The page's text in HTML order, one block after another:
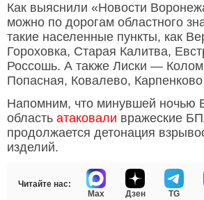
Как выяснили «Новости
можно по дорогам областного
такие населенные пункты, как
Гороховка, Старая Калитва,
Россошь. А также Лиски —
Попасная, Ковалево,
Напомним, что минувшей ночью
область атаковали вражеские
продолжается детонация
изделий.
Читайте нас:
Max
Дзен TG